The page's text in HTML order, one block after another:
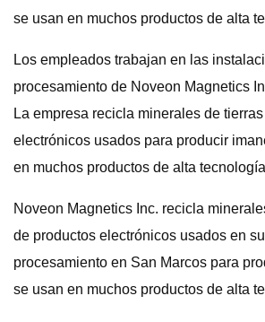
se usan en muchos productos de alta
Los empleados trabajan en las
procesamiento de Noveon Magnetics
La empresa recicla minerales de
electrónicos usados ​​para producir
en muchos productos de alta
Noveon Magnetics Inc. recicla
de productos electrónicos usados ​​en
procesamiento en San Marcos para
se usan en muchos productos de alta